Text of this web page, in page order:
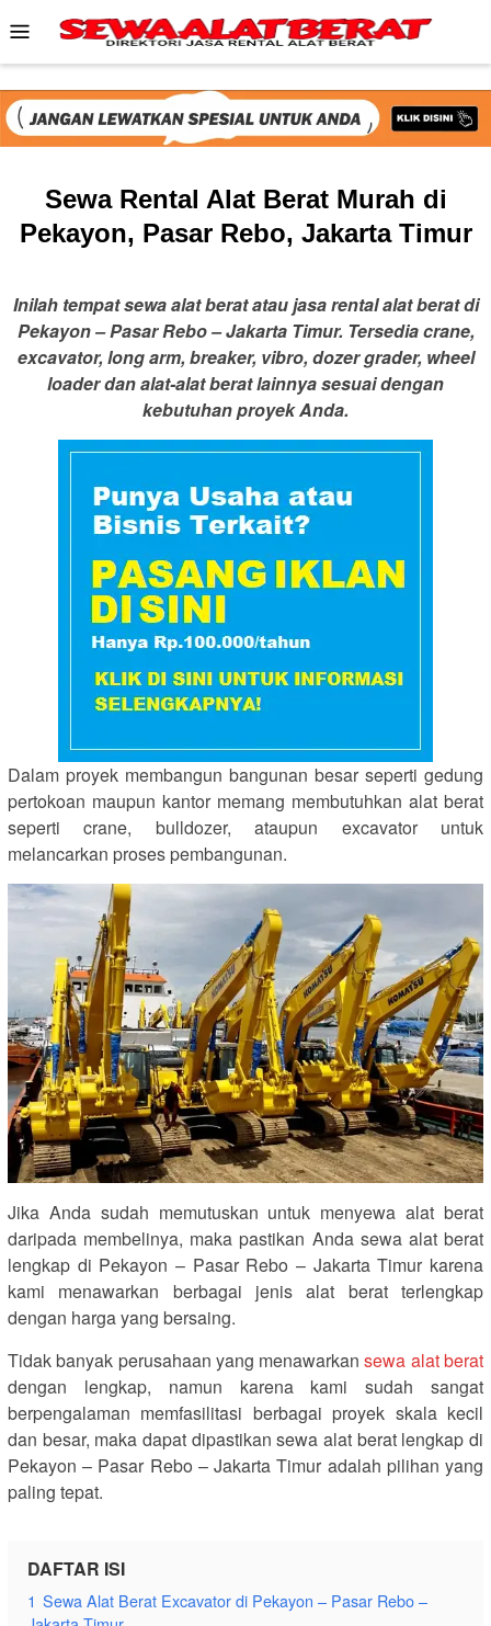
to
content
Mobile
Menu
Sewa Rental Alat Berat Murah di
Pekayon, Pasar Rebo, Jakarta Timur
Inilah tempat sewa alat berat atau jasa rental alat berat di
Pekayon – Pasar Rebo – Jakarta Timur. Tersedia crane,
excavator, long arm, breaker, vibro, dozer grader, wheel
loader dan alat-alat berat lainnya sesuai dengan
kebutuhan proyek Anda.
Dalam proyek membangun bangunan besar seperti gedung
pertokoan maupun kantor memang membutuhkan alat berat
seperti crane, bulldozer, ataupun excavator untuk
melancarkan proses pembangunan.
Jika Anda sudah memutuskan untuk menyewa alat berat
daripada membelinya, maka pastikan Anda sewa alat berat
lengkap di Pekayon – Pasar Rebo – Jakarta Timur karena
kami menawarkan berbagai jenis alat berat terlengkap
dengan harga yang bersaing.
Tidak banyak perusahaan yang menawarkansewa alat berat
dengan lengkap, namun karena kami sudah sangat
berpengalaman memfasilitasi berbagai proyek skala kecil
dan besar, maka dapat dipastikan sewa alat berat lengkap di
Pekayon – Pasar Rebo – Jakarta Timur adalah pilihan yang
paling tepat.
DAFTAR ISI
1 Sewa Alat Berat Excavator di Pekayon – Pasar Rebo –